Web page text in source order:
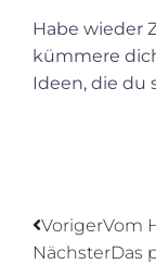
Habe wieder
kümmere
Ideen, die du
Prev
VorigerVom
NächsterDas